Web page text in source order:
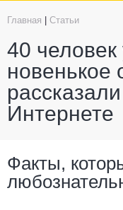
Главная Статьи
40 человек
Интернете
Факты,